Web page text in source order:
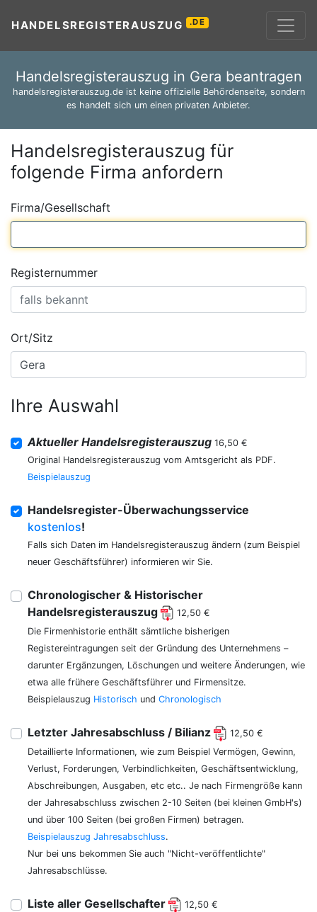
HANDELSREGISTERAUSZUG .DE
Handelsregisterauszug in Gera beantragen
handelsregisterauszug.de ist keine offizielle Behördenseite, sondern
es handelt sich um einen privaten Anbieter.
Handelsregisterauszug für
folgende Firma anfordern
Firma/Gesellschaft
Registernummer
Ort/Sitz
Ihre Auswahl
Aktueller Handelsregisterauszug 16,50 €
Original Handelsregisterauszug vom Amtsgericht als PDF.
Beispielauszug
Handelsregister-Überwachungsservice
kostenlos!
Falls sich Daten im Handelsregisterauszug ändern (zum Beispiel
neuer Geschäftsführer) informieren wir Sie.
Chronologischer & Historischer
Handelsregisterauszug
12,50 €
Die Firmenhistorie enthält sämtliche bisherigen
Registereintragungen seit der Gründung des Unternehmens –
darunter Ergänzungen, Löschungen und weitere Änderungen, wie
etwa alle frühere Geschäftsführer und Firmensitze.
Beispielauszug Historisch und Chronologisch
Letzter Jahresabschluss / Bilianz
12,50 €
Detaillierte Informationen, wie zum Beispiel Vermögen, Gewinn,
Verlust, Forderungen, Verbindlichkeiten, Geschäftsentwicklung,
Abschreibungen, Ausgaben, etc etc.. Je nach Firmengröße kann
der Jahresabschluss zwischen 2-10 Seiten (bei kleinen GmbH's)
und über 100 Seiten (bei großen Firmen) betragen.
Beispielauszug Jahresabschluss.
Nur bei uns bekommen Sie auch "Nicht-veröffentlichte"
Jahresabschlüsse.
Liste aller Gesellschafter
12,50 €